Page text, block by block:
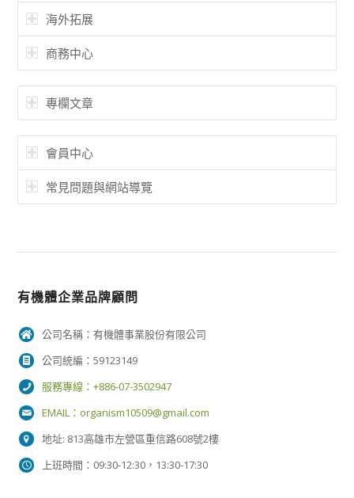
海外拓展
商務中心
專欄文章
會員中心
常見問題與網站導覽
有機體企業品牌顧問
公司名稱：有機體事業股份有限公司
公司統編：59123149
服務專線：+886-07-3502947
EMAIL： organism10509@gmail.com
地址: 813高雄市左營區重信路608號2樓
上班時間：09:30-12:30，13:30-17:30